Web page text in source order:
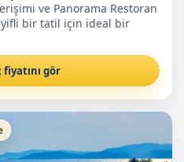
ve Panorama Restoran
bir tatil için ideal bir
fiyatını gör